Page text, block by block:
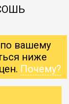
вашему
ниже
Почему?